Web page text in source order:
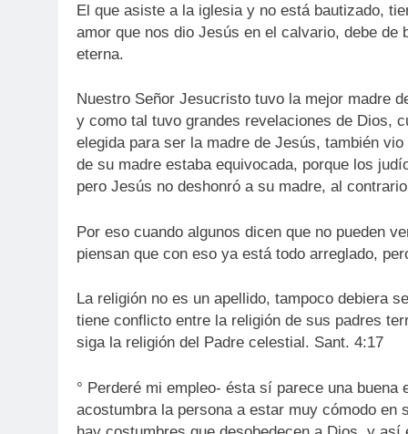
El que asiste a la iglesia y no está bautizado,
amor que nos dio Jesús en el calvario, debe
eterna.
Nuestro Señor Jesucristo tuvo la mejor madre
y como tal tuvo grandes revelaciones de Dios,
elegida para ser la madre de Jesús, también
de su madre estaba equivocada, porque los
pero Jesús no deshonró a su madre, al
Por eso cuando algunos dicen que no pueden
piensan que con eso ya está todo arreglado,
La religión no es un apellido, tampoco debiera
tiene conflicto entre la religión de sus padres
siga la religión del Padre celestial. Sant. 4:17
° Perderé mi empleo- ésta sí parece una
acostumbra la persona a estar muy cómodo